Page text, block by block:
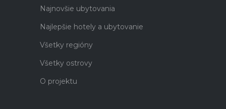
Najnovšie ubytovania
Najlepšie hotely a ubytovanie
Všetky regióny
Všetky ostrovy
O projektu